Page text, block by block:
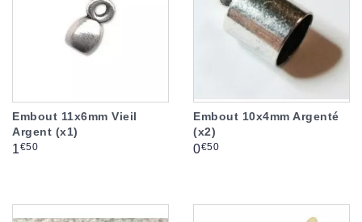
Embout 11x6mm Vieil
Argent (x1)
Prix
1€50
Embout 10x4mm Argenté
(x2)
Prix
0€50